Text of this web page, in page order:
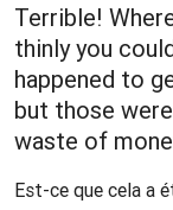
Terrible!
thinly you
happened to
but those
waste of
Est-ce que cela a